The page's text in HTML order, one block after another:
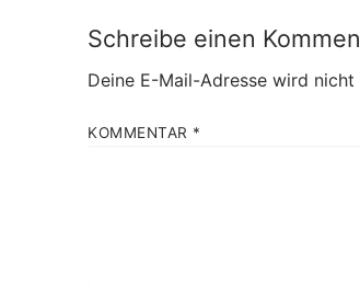
Schreibe einen
Deine E-Mail-Adresse wird
KOMMENTAR *